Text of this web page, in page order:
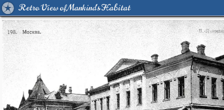
Retro View of Mankind's Habitat